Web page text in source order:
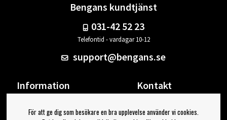
Bengans kundtjänst
031-42 52 23
Telefontid - vardagar 10-12
support@bengans.se
Information
Om Bengans
Kontakt
Din sida
För att ge dig som besökare en bra upplevelse använder vi cookies.